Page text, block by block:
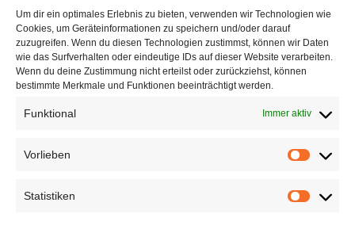
Um dir ein optimales Erlebnis zu bieten, verwenden wir Technologien wie
Cookies, um Geräteinformationen zu speichern und/oder darauf
zuzugreifen. Wenn du diesen Technologien zustimmst, können wir Daten
wie das Surfverhalten oder eindeutige IDs auf dieser Website verarbeiten.
Wenn du deine Zustimmung nicht erteilst oder zurückziehst, können
bestimmte Merkmale und Funktionen beeinträchtigt werden.
Funktional Immer aktiv
Vorlieben
Statistiken
von dir gespeichert haben, anfordern. Dies umfasst
nicht die Daten, die wir aufgrund administrativer,
rechtlicher oder sicherheitsrelevanter
Notwendigkeiten aufbewahren müssen.